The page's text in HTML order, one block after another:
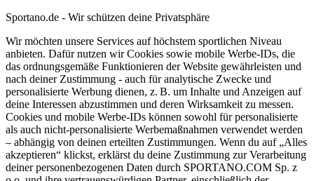
Sportano.de - Wir schützen deine Privatsphäre
Wir möchten unsere Services auf höchstem sportlichen Niveau
anbieten. Dafür nutzen wir Cookies sowie mobile Werbe-IDs, die
das ordnungsgemäße Funktionieren der Website gewährleisten und
nach deiner Zustimmung - auch für analytische Zwecke und
personalisierte Werbung dienen, z. B. um Inhalte und Anzeigen auf
deine Interessen abzustimmen und deren Wirksamkeit zu messen.
Cookies und mobile Werbe-IDs können sowohl für personalisierte
als auch nicht-personalisierte Werbemaßnahmen verwendet werden
– abhängig von deinen erteilten Zustimmungen. Wenn du auf „Alles
akzeptieren“ klickst, erklärst du deine Zustimmung zur Verarbeitung
deiner personenbezogenen Daten durch SPORTANO.COM Sp. z